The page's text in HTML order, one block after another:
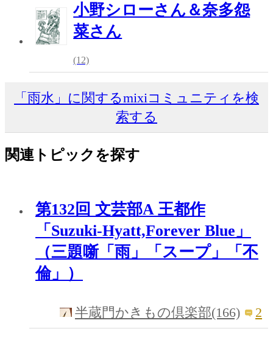
小野シローさん＆奈多怨
菜さん
(12)
「雨水」に関するmixiコミュニティを検
索する
関連トピックを探す
第132回 文芸部A 王都作
「Suzuki-Hyatt,Forever Blue」
（三題噺「雨」「スープ」「不
倫」）
半蔵門かきもの倶楽部(166) 2